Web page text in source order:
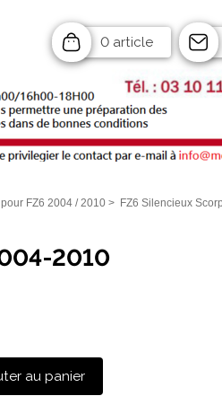
0 article
FZ6 2004 / 2010 > FZ6 Silencieux
2010
au panier